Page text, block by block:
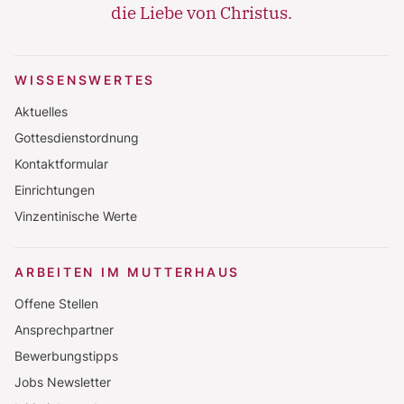
die Liebe von Christus.
WISSENSWERTES
Aktuelles
Gottesdienstordnung
Kontaktformular
Einrichtungen
Vinzentinische Werte
ARBEITEN IM MUTTERHAUS
Offene Stellen
Ansprechpartner
Bewerbungstipps
Jobs Newsletter
ut labore et dolore magna aliqua. Ut enim ad
laboris nisi ut aliquip ex ea commodo consequat.